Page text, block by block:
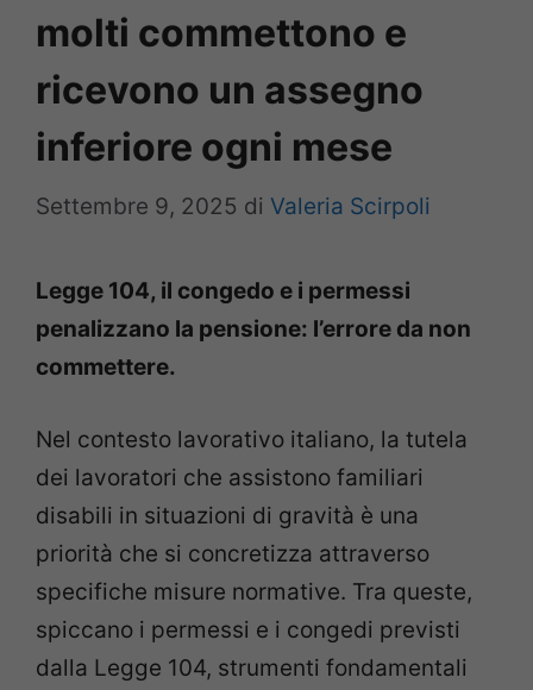
molti commettono e
ricevono un assegno
inferiore ogni mese
Settembre 9, 2025 di Valeria Scirpoli
Legge 104, il congedo e i permessi
penalizzano la pensione: l’errore da non
commettere.
Nel contesto lavorativo italiano, la tutela
dei lavoratori che assistono familiari
disabili in situazioni di gravità è una
priorità che si concretizza attraverso
specifiche misure normative. Tra queste,
spiccano i permessi e i congedi previsti
dalla Legge 104, strumenti fondamentali